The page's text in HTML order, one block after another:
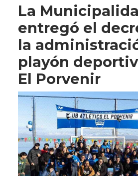
La
entregó el
la
playón
El Porvenir